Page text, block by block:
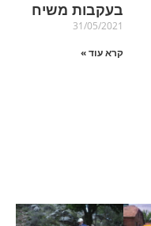
בעקבות משיח
31/05/2021
קרא עוד »